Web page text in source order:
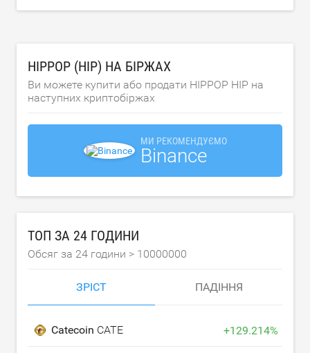
HIPPOP (HIP) НА БІРЖАХ
Ви можете купити або продати HIPPOP HIP на
наступних криптобіржах
МИ РЕКОМЕНДУЄМО
Binance
ТОП ЗА 24 ГОДИНИ
Обсяг за 24 години > 10000000
ЗРІСТ ПАДІННЯ
Catecoin CATE +129.214%